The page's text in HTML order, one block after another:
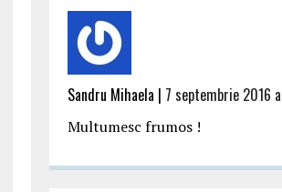
Sandru Mihaela | 7 septembrie 2016
Multumesc frumos !